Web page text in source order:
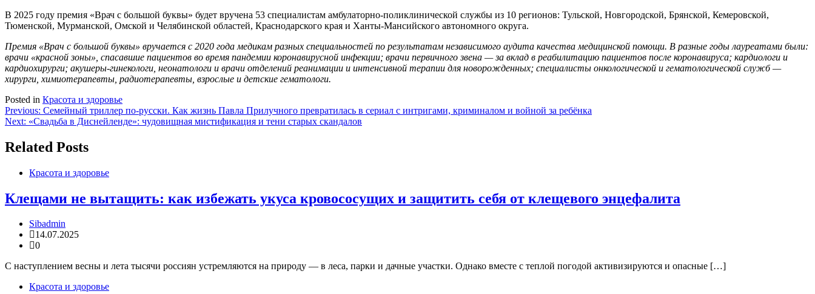
В 2025 году премия «Врач с большой буквы» будет вручена 53 специалистам амбулаторно-поликлинической службы из 10 регионов: Тульской, Новгородской, Брянской, Кемеровской,
Тюменской, Мурманской, Омской и Челябинской областей, Краснодарского края и Ханты-Мансийского автономного округа.
Премия «Врач с большой буквы» вручается с 2020 года медикам разных специальностей по результатам независимого аудита качества медицинской помощи. В разные годы лауреатами были:
врачи «красной зоны», спасавшие пациентов во время пандемии коронавирусной инфекции; врачи первичного звена — за вклад в реабилитацию пациентов после коронавируса; кардиологи и
кардиохирурги; акушеры-гинекологи, неонатологи и врачи отделений реанимации и интенсивной терапии для новорожденных; специалисты онкологической и гематологической служб —
хирурги, химиотерапевты, радиотерапевты, взрослые и детские гематологи.
Posted in Красота и здоровье
Навигация
по
записям
Previous: Семейный триллер по-русски. Как жизнь Павла Прилучного превратилась в сериал с интригами, криминалом и войной за ребёнка
Next: «Свадьба в Диснейленде»: чудовищная мистификация и тени старых скандалов
Related Posts
Красота и здоровье
Клещами не вытащить: как избежать укуса кровососущих и защитить себя от клещевого энцефалита
Sibadmin
14.07.2025
0
С наступлением весны и лета тысячи россиян устремляются на природу — в леса, парки и дачные участки. Однако вместе с теплой погодой активизируются и опасные […]
Красота и здоровье